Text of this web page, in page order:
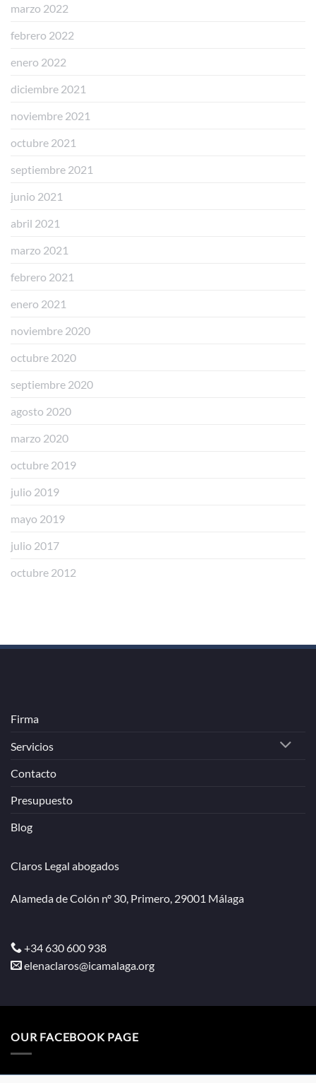
marzo 2022
febrero 2022
enero 2022
diciembre 2021
noviembre 2021
octubre 2021
septiembre 2021
junio 2021
abril 2021
marzo 2021
febrero 2021
enero 2021
noviembre 2020
octubre 2020
septiembre 2020
agosto 2020
marzo 2020
octubre 2019
julio 2019
mayo 2019
julio 2017
octubre 2012
Firma
Servicios
Contacto
Presupuesto
Blog
Claros Legal abogados
Alameda de Colón nº 30, Primero, 29001 Málaga
+34 630 600 938
elenaclaros@icamalaga.org
OUR FACEBOOK PAGE